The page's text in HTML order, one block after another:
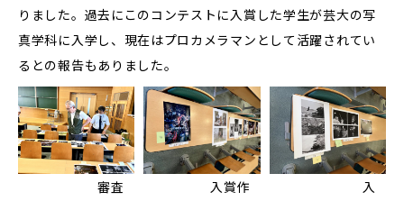
りました。過去にこのコンテストに入賞した学生が芸大の写
真学科に入学し、現在はプロカメラマンとして活躍されてい
るとの報告もありました。
審査
入賞作
入